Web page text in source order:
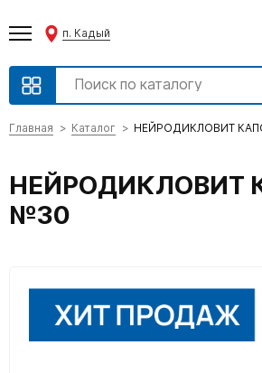
п. Кадый
Главная Каталог НЕЙРОДИКЛОВИТ
НЕЙРОДИКЛОВИТ
№30